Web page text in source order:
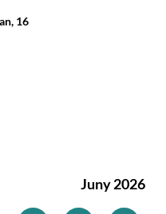
16
Juny 2026